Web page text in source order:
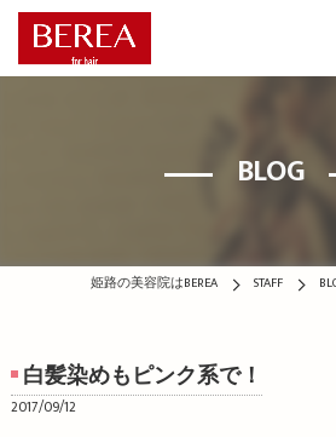
BLOG
姫路の美容院はBEREA STAFF
白髪染めもピンク系で！
2017/09/12